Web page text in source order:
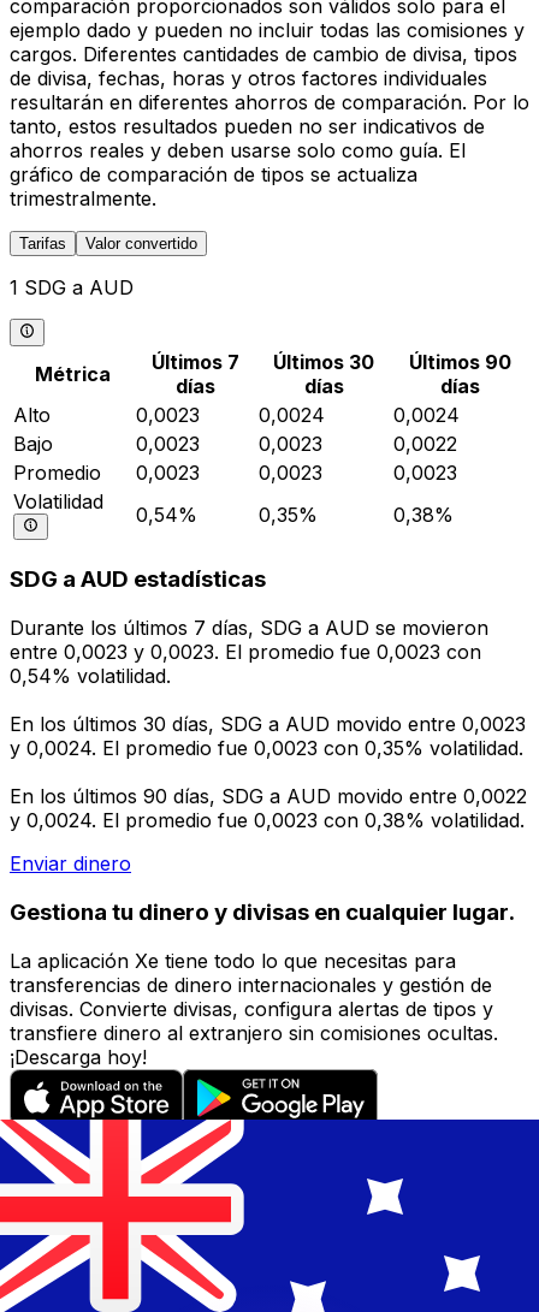
comparación proporcionados son válidos solo para el
ejemplo dado y pueden no incluir todas las comisiones y
cargos. Diferentes cantidades de cambio de divisa, tipos
de divisa, fechas, horas y otros factores individuales
resultarán en diferentes ahorros de comparación. Por lo
tanto, estos resultados pueden no ser indicativos de
ahorros reales y deben usarse solo como guía. El
gráfico de comparación de tipos se actualiza
trimestralmente.
Tarifas Valor convertido
1 SDG a AUD
Métrica
Últimos 7
días
Últimos 30
días
Últimos 90
días
Alto
0,0023 0,0024
0,0024
Bajo
0,0023 0,0023
0,0022
Promedio
0,0023 0,0023
0,0023
Volatilidad
0,54% 0,35% 0,38%
SDG a AUD estadísticas
Durante los últimos 7 días, SDG a AUD se movieron
entre 0,0023 y 0,0023. El promedio fue 0,0023 con
0,54% volatilidad.
En los últimos 30 días, SDG a AUD movido entre 0,0023
y 0,0024. El promedio fue 0,0023 con 0,35% volatilidad.
En los últimos 90 días, SDG a AUD movido entre 0,0022
y 0,0024. El promedio fue 0,0023 con 0,38% volatilidad.
Enviar dinero
Gestiona tu dinero y divisas en cualquier lugar.
La aplicación Xe tiene todo lo que necesitas para
transferencias de dinero internacionales y gestión de
divisas. Convierte divisas, configura alertas de tipos y
transfiere dinero al extranjero sin comisiones ocultas.
¡Descarga hoy!